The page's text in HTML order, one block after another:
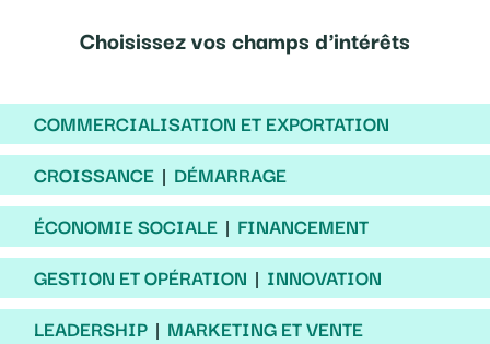
Choisissez vos champs d'intérêts
COMMERCIALISATION ET EXPORTATION
CROISSANCE
DÉMARRAGE
ÉCONOMIE SOCIALE
FINANCEMENT
GESTION ET OPÉRATION
INNOVATION
LEADERSHIP
MARKETING ET VENTE